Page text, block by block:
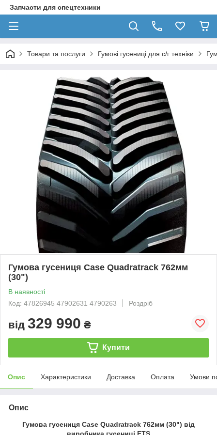
Запчасти для спецтехники
Товари та послуги Гумові гусениці для с/г техніки
Гумова гусениця Case Quadratrack 762мм
(30")
В наявності
Код: 47826945 47902631 4790263
Роздріб
від 329 990 ₴
Купити
Опис Характеристики Доставка Оплата Умови
Опис
Гумова гусениця Case Quadratrack 762мм (30") від
виробника гусениці FTS